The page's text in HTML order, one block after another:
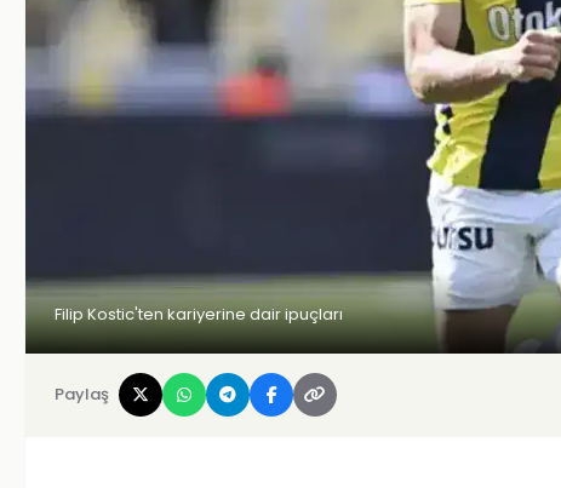
Filip Kostic'ten kariyerine dair ipuçları
Paylaş